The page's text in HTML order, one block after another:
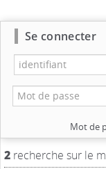
Nouvelle recherche
Résultat de la
2 recherche sur le
Se connecter
Mot de